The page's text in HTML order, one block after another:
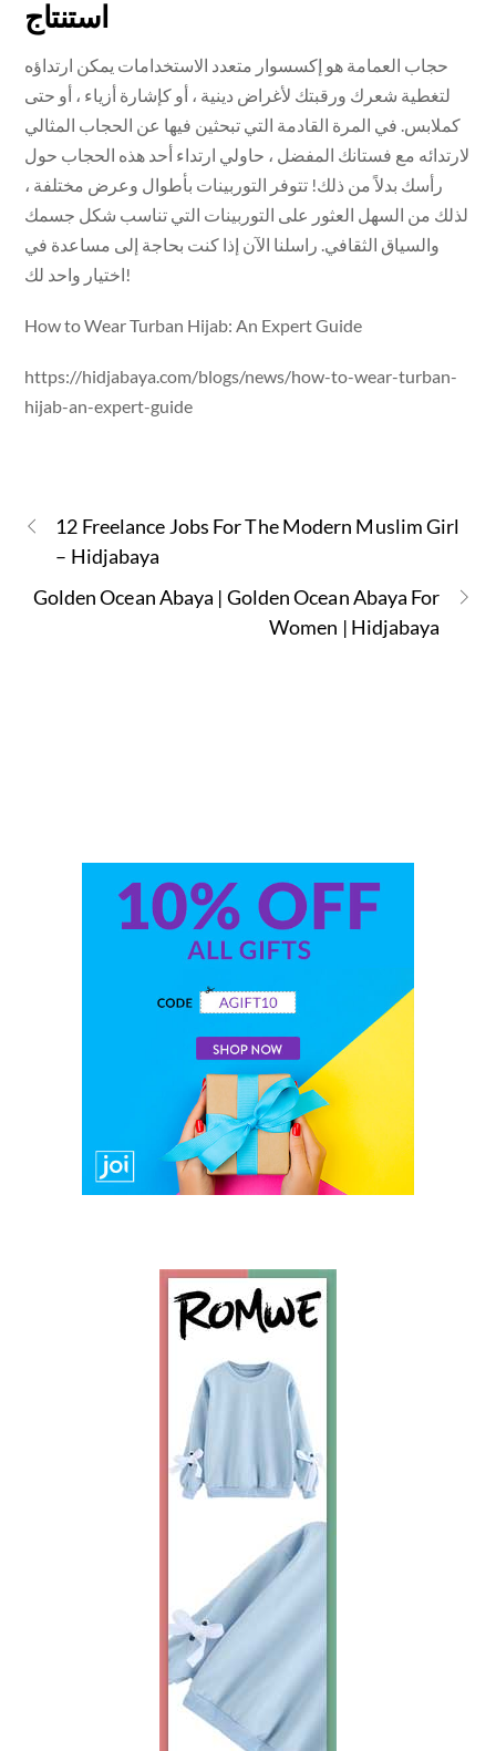
استنتاج
حجاب العمامة هو إكسسوار متعدد الاستخدامات يمكن ارتداؤه
لتغطية شعرك ورقبتك لأغراض دينية ، أو كإشارة أزياء ، أو حتى
كملابس. في المرة القادمة التي تبحثين فيها عن الحجاب المثالي
لارتدائه مع فستانك المفضل ، حاولي ارتداء أحد هذه الحجاب حول
رأسك بدلاً من ذلك! تتوفر التوربينات بأطوال وعرض مختلفة ،
لذلك من السهل العثور على التوربينات التي تناسب شكل جسمك
والسياق الثقافي. راسلنا الآن إذا كنت بحاجة إلى مساعدة في
اختيار واحد لك!
How to Wear Turban Hijab: An Expert Guide
https://hidjabaya.com/blogs/news/how-to-wear-turban-
hijab-an-expert-guide
12 Freelance Jobs For The Modern Muslim Girl
– Hidjabaya
Golden Ocean Abaya | Golden Ocean Abaya For
Women | Hidjabaya